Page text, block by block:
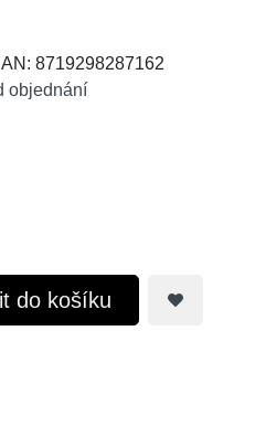
8719298287162
objednání
do košíku